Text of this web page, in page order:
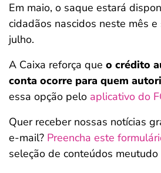
Em maio, o saque estará
cidadãos nascidos neste mês
julho.
A Caixa reforça que o crédito
conta ocorre para quem
essa opção pelo aplicativo do
Quer receber nossas notícias
e-mail? Preencha este
seleção de conteúdos